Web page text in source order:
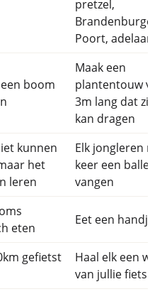
pretzel,
Brandenburger
Poort,
boom
Maak een
plantentouw
3m lang dat
kan dragen
kunnen
het
leren
Elk jongleren
keer een balletje
vangen
eten
Eet een handje
gefietst
Haal elk een wiel
van jullie fiets